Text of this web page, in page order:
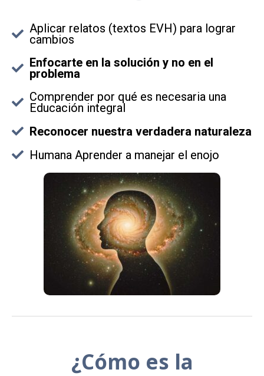
Aplicar relatos (textos EVH) para lograr
cambios
Enfocarte en la solución y no en el
problema
Comprender por qué es necesaria una
Educación integral
Reconocer nuestra verdadera naturaleza
Humana Aprender a manejar el enojo
¿Cómo es la